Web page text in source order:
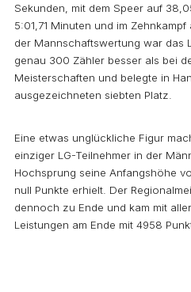
Sekunden, mit dem Speer auf
5:01,71 Minuten und im
der Mannschaftswertung war das
genau 300 Zähler besser als bei
Meisterschaften und belegte in
ausgezeichneten siebten Platz.
Eine etwas unglückliche Figur
einziger LG-Teilnehmer in der
Hochsprung seine Anfangshöhe
null Punkte erhielt. Der
dennoch zu Ende und kam mit
Leistungen am Ende mit 4958